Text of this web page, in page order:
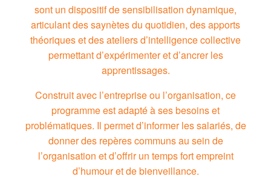
sont un dispositif de sensibilisation dynamique,
articulant des saynètes du quotidien, des apports
théoriques et des ateliers d’intelligence collective
permettant d’expérimenter et d’ancrer les
apprentissages.
Construit avec l’entreprise ou l’organisation, ce
programme est adapté à ses besoins et
problématiques. Il permet d’informer les salariés, de
donner des repères communs au sein de
l’organisation et d’offrir un temps fort empreint
d’humour et de bienveillance.